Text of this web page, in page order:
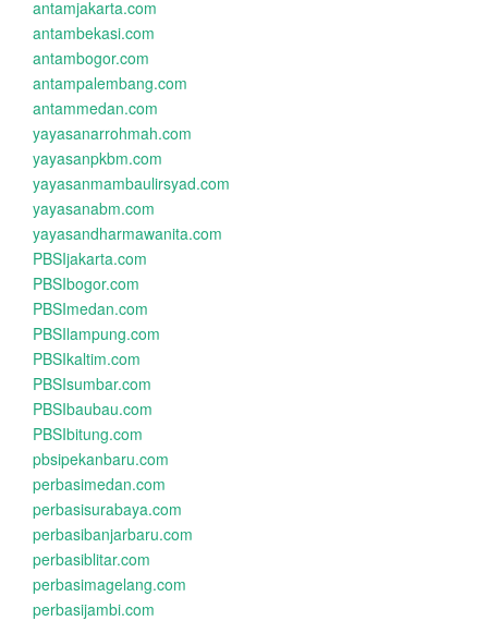
antamjakarta.com
antambekasi.com
antambogor.com
antampalembang.com
antammedan.com
yayasanarrohmah.com
yayasanpkbm.com
yayasanmambaulirsyad.com
yayasanabm.com
yayasandharmawanita.com
PBSIjakarta.com
PBSIbogor.com
PBSImedan.com
PBSIlampung.com
PBSIkaltim.com
PBSIsumbar.com
PBSIbaubau.com
PBSIbitung.com
pbsipekanbaru.com
perbasimedan.com
perbasisurabaya.com
perbasibanjarbaru.com
perbasiblitar.com
perbasimagelang.com
perbasijambi.com